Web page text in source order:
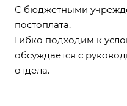
С бюджетными
постоплата.
Гибко подходим к
обсуждается с
отдела.